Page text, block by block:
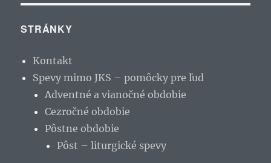
STRÁNKY
Kontakt
Spevy mimo JKS – pomôcky pre ľud
Adventné a vianočné obdobie
Cezročné obdobie
Pôstne obdobie
Pôst – liturgické spevy